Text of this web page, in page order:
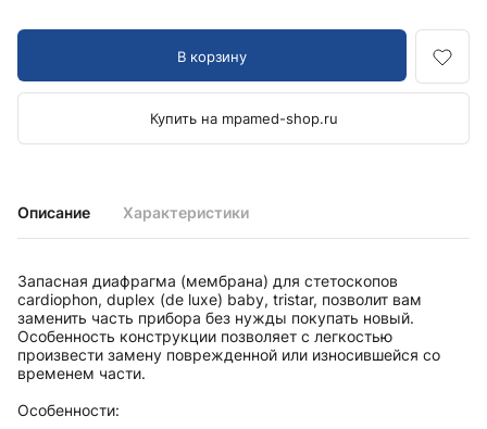
Описание Характеристики
Запасная диафрагма (мембрана) для стетоскопов
cardiophon, duplex (de luxe) baby, tristar, позволит вам
заменить часть прибора без нужды покупать новый.
Особенность конструкции позволяет с легкостью
произвести замену поврежденной или износившейся со
временем части.
Особенности:
В корзину
Купить на mpamed-shop.ru